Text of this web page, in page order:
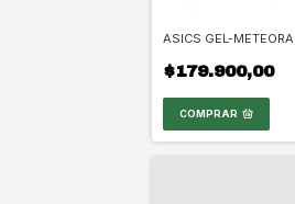
ASICS GEL-METEORA
$179.900,00
COMPRAR